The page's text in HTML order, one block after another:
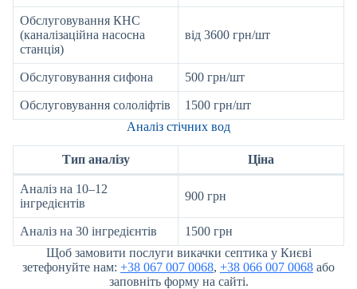
Обслуговування КНС
(каналізаційна насосна
станція)
від 3600 грн/шт
Обслуговування сифона 500 грн/шт
Обслуговування сололіфтів
1500 грн/шт
Аналіз стічних вод
Тип аналізу Ціна
Аналіз на 10–12
інгредієнтів
900 грн
Аналіз на 30 інгредієнтів
1500 грн
Щоб замовити послуги викачки септика у Києві
зетефонуйте нам: +38 067 007 0068, +38 066 007 0068 або
заповніть форму на сайті.